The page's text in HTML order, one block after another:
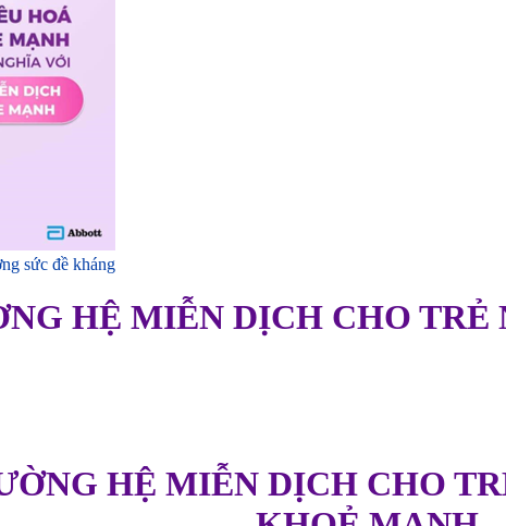
sức đề kháng
HỆ MIỄN DỊCH CHO
HỆ MIỄN DỊCH CHO